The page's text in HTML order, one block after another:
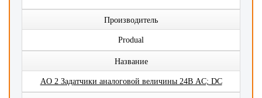
Производитель
Produal
Название
AO 2 Задатчики аналоговой величины 24В AC; DC